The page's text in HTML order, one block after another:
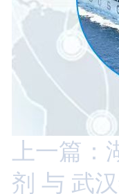
上一篇
剂 与 武